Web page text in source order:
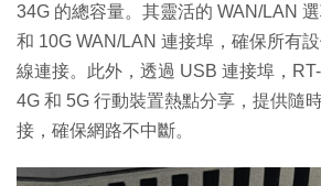
34G 的總容量。其靈活的 WAN/LAN
和 10G WAN/LAN 連接埠，確保所有
線連接。此外，透過 USB 連接埠，
4G 和 5G 行動裝置熱點分享，提供隨
接，確保網路不中斷。